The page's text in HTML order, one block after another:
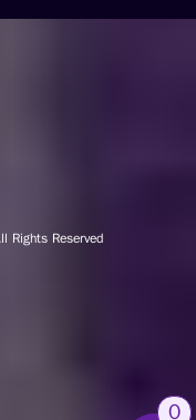
Rights Reserved
0